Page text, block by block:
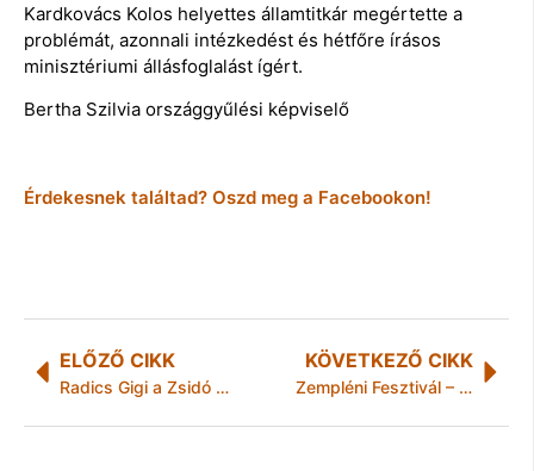
Kardkovács Kolos helyettes államtitkár megértette a
problémát, azonnali intézkedést és hétfőre írásos
minisztériumi állásfoglalást ígért.
Bertha Szilvia országgyűlési képviselő
Érdekesnek találtad? Oszd meg a Facebookon!
ELŐZŐ CIKK
Radics Gigi a Zsidó Nyári Fesztiválon
KÖVETKEZŐ CIKK
Zempléni Fesztivál – Több mint 20 helyszínen 35 program